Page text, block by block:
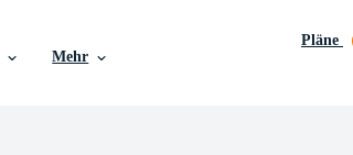
Mehr
Pläne